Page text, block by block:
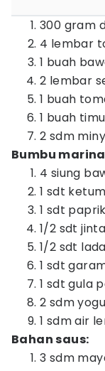
300 gram
4 lembar
1 buah
2 lembar
1 buah
1 buah
2 sdm
Bumbu
4 siung
1 sdt
1 sdt
1/2 sdt
1/2 sdt
1 sdt
1 sdt gula
2 sdm
1 sdm air
Bahan saus:
3 sdm